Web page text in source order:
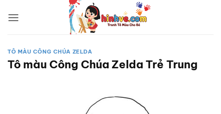
qua
TÔ MÀU CÔNG CHÚA ZELDA
Tô màu Công Chúa Zelda Trẻ Trung